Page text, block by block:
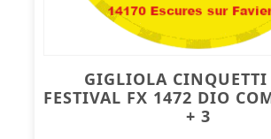
GIGLIOLA CINQUETTI
FESTIVAL FX 1472 DIO
+ 3